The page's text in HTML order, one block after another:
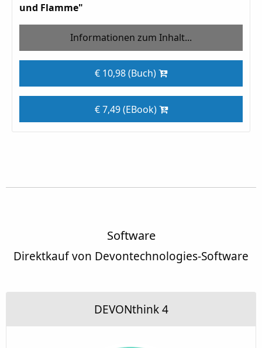
und Flamme"
Informationen zum Inhalt...
€ 10,98 (Buch)
€ 7,49 (EBook)
Software
Direktkauf von Devontechnologies-Software
DEVONthink 4